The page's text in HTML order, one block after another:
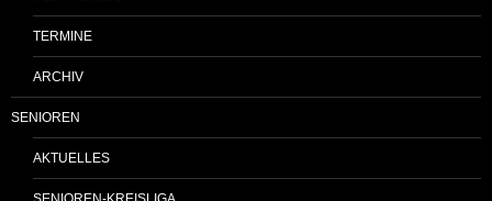
TERMINE
ARCHIV
SENIOREN
AKTUELLES